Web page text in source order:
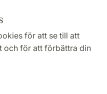
för att se till att
och för att förbättra din